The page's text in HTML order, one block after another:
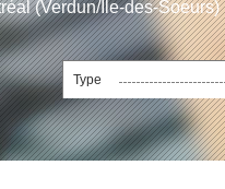
(Verdun/Île-des-Soeurs)
Type